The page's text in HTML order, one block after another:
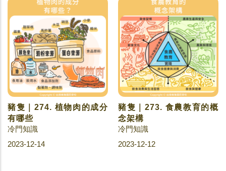
豬隻｜274. 植物肉的成分
有哪些
冷門知識
2023-12-14
豬隻｜273. 食農教育的概
念架構
冷門知識
2023-12-12